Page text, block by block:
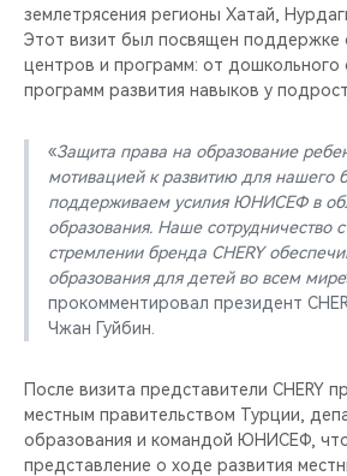
землетрясения регионы Хатай,
Этот визит был посвящен поддержке
центров и программ: от дошкольного
программ развития навыков у
«Защита права на образование
мотивацией к развитию для нашего
поддерживаем усилия ЮНИСЕФ в
образования. Наше сотрудничество
стремлении бренда CHERY
образования для детей во всем мире
прокомментировал президент
Чжан Гуйбин.
После визита представители CHERY
местным правительством Турции,
образования и командой ЮНИСЕФ,
представление о ходе развития